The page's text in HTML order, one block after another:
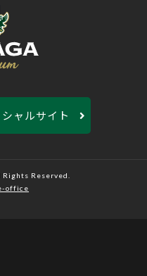
ャルサイト
Reserved.
office